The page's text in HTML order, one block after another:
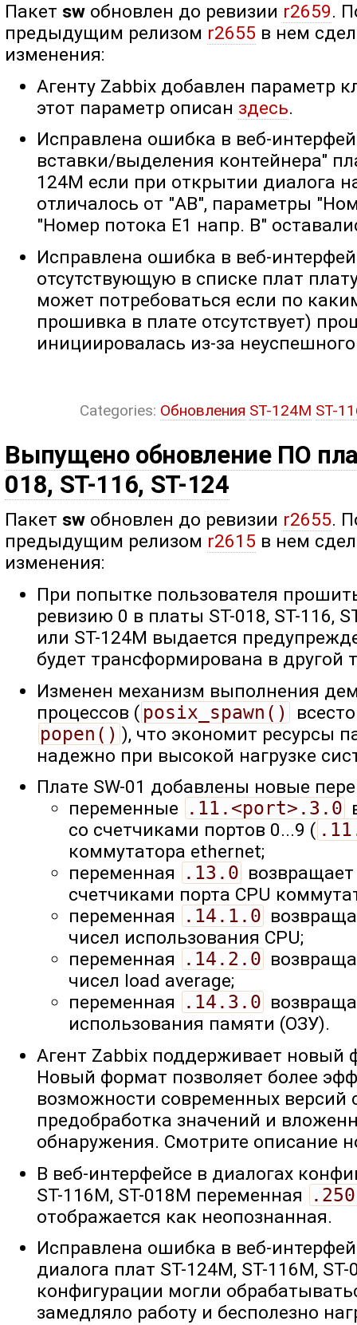
Пакет sw обновлен до ревизии r2659.
предыдущим релизом r2655 в нем
изменения:
Агенту Zabbix добавлен параметр
этот параметр описан здесь.
Исправлена ошибка в веб-
вставки/выделения контейнера"
124M если при открытии диалога
отличалось от "AB", параметры
"Номер потока E1 напр. B"
Исправлена ошибка в веб-
отсутствующую в списке плат
может потребоваться если по
прошивка в плате отсутствует)
инициировалась из-за
Categories: Обновления ST-124M ST-
Выпущено обновление ПО
018, ST-116, ST-124
Пакет sw обновлен до ревизии r2655.
предыдущим релизом r2615 в нем
изменения:
При попытке пользователя
ревизию 0 в платы ST-018, ST-116,
или ST-124M выдается
будет трансформирована в другой
Изменен механизм выполнения
процессов ( posix_spawn()
popen() ), что экономит ресурсы
надежно при высокой нагрузке
Плате SW-01 добавлены новые
переменные
.11.<port>.3.0
со счетчиками портов 0...9 (
коммутатора ethernet;
переменная
.13.0
счетчиками порта CPU
переменная
.14.1.0
чисел использования CPU;
переменная
.14.2.0
чисел load average;
переменная
.14.3.0
использования памяти (ОЗУ).
Агент Zabbix поддерживает
Новый формат позволяет более
возможности современных версий
предобработка значений и
обнаружения. Смотрите описание
В веб-интерфейсе в диалогах
ST-116M, ST-018M переменная
отображается как неопознанная.
Исправлена ошибка в веб-
диалога плат ST-124M, ST-116M,
конфигурации могли
замедляло работу и бесполезно